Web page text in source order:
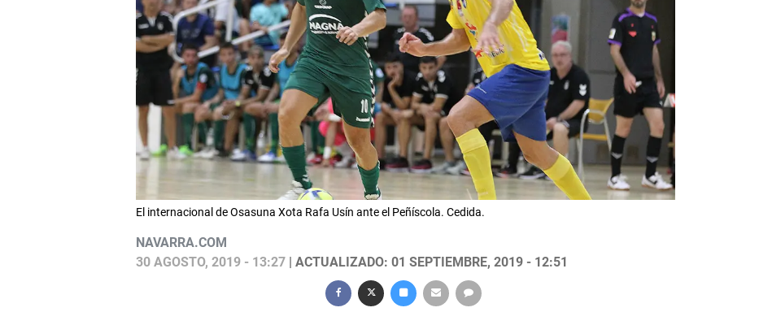
El internacional de Osasuna Xota Rafa Usín ante el Peñíscola. Cedida.
NAVARRA.COM
30 AGOSTO, 2019 - 13:27| ACTUALIZADO: 01 SEPTIEMBRE, 2019 - 12:51